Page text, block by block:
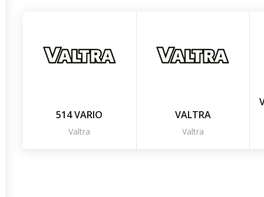
514 VARIO
Valtra
VALTRA
Valtra